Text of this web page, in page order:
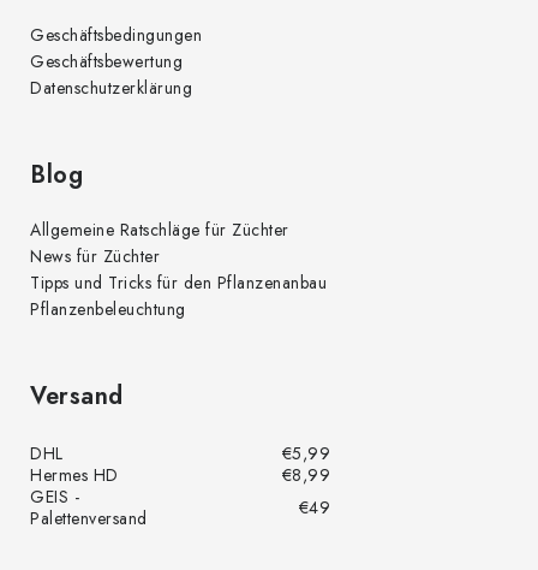
Geschäftsbedingungen
Geschäftsbewertung
Datenschutzerklärung
Blog
Allgemeine Ratschläge für Züchter
News für Züchter
Tipps und Tricks für den Pflanzenanbau
Pflanzenbeleuchtung
Versand
DHL
€5,99
Hermes HD
€8,99
GEIS -
Palettenversand
€49